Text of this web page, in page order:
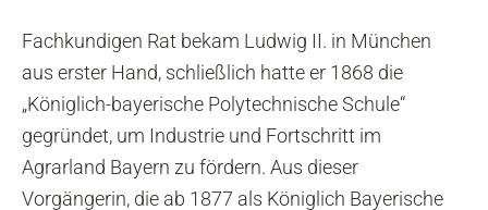
Fachkundigen Rat bekam Ludwig II. in München
aus erster Hand, schließlich hatte er 1868 die
„Königlich-bayerische Polytechnische Schule“
gegründet, um Industrie und Fortschritt im
Agrarland Bayern zu fördern. Aus dieser
Vorgängerin, die ab 1877 als Königlich Bayerische